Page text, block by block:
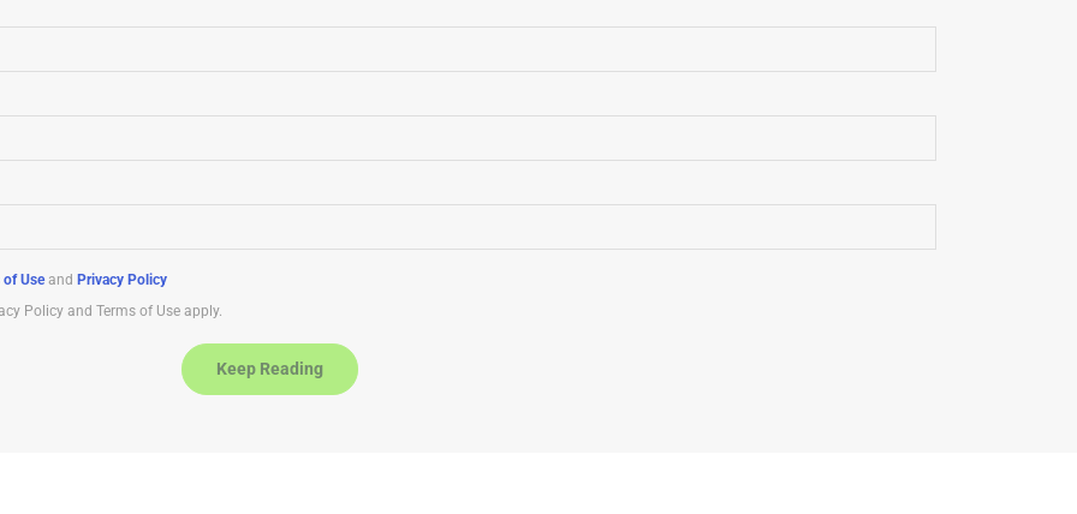
of Useand Privacy Policy
Policy and Terms of Use apply.
Keep Reading